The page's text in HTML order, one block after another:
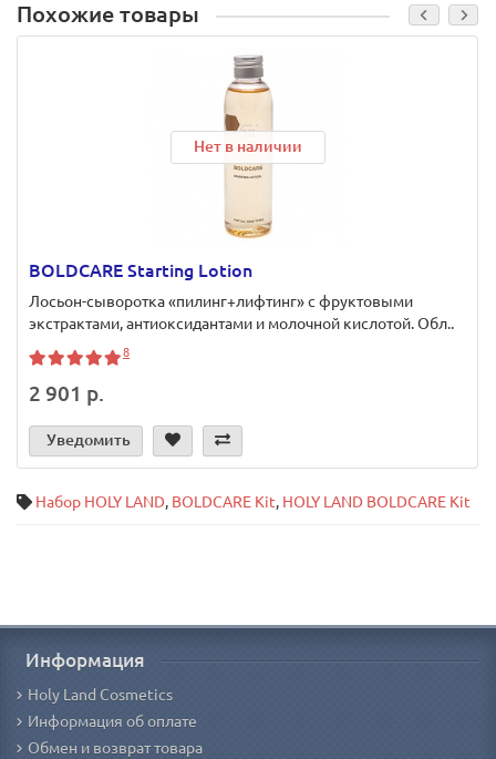
Похожие товары
Нет в наличии
BOLDCARE Starting Lotion
Лосьон-сыворотка «пилинг+лифтинг» с фруктовыми
экстрактами, антиоксидантами и молочной кислотой. Обл..
8
2 901 р.
Уведомить
Набор HOLY LAND, BOLDCARE Kit, HOLY LAND BOLDCARE Kit
Информация
Holy Land Cosmetics
Информация об оплате
Обмен и возврат товара